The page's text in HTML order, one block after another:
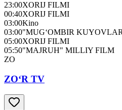
23:00XORIJ FILMI
00:40XORIJ FILMI
03:00Kino
03:00"MUG‘OMBIR
05:00XORIJ FILMI
05:50"MAJRUH" MILLIY FILM
ZO
ZO‘R TV